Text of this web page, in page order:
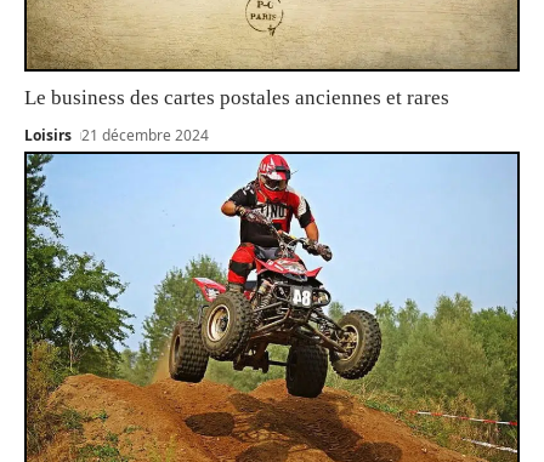
Le business des cartes postales anciennes et rares
Loisirs 21 décembre 2024